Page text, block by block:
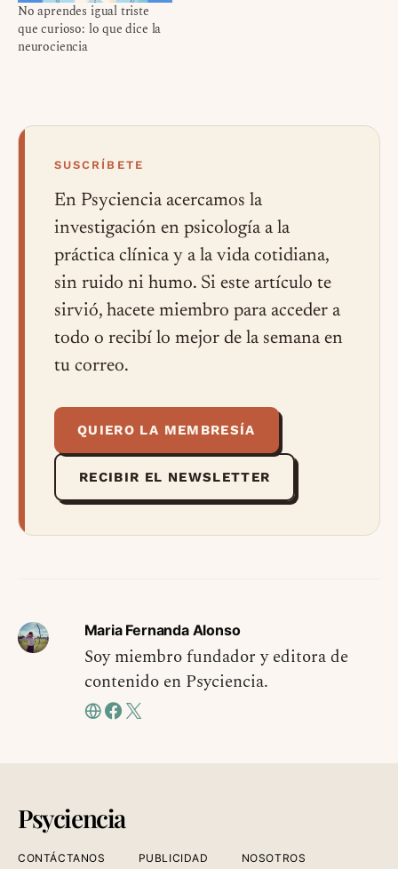
No aprendes igual triste
que curioso: lo que dice la
neurociencia
SUSCRÍBETE
En Psyciencia acercamos la
investigación en psicología a la
práctica clínica y a la vida cotidiana,
sin ruido ni humo. Si este artículo te
sirvió, hacete miembro para acceder a
todo o recibí lo mejor de la semana en
tu correo.
QUIERO LA MEMBRESÍA
RECIBIR EL NEWSLETTER
Maria Fernanda Alonso
Soy miembro fundador y editora de
contenido en Psyciencia.
Psyciencia
CONTÁCTANOS PUBLICIDAD NOSOTROS